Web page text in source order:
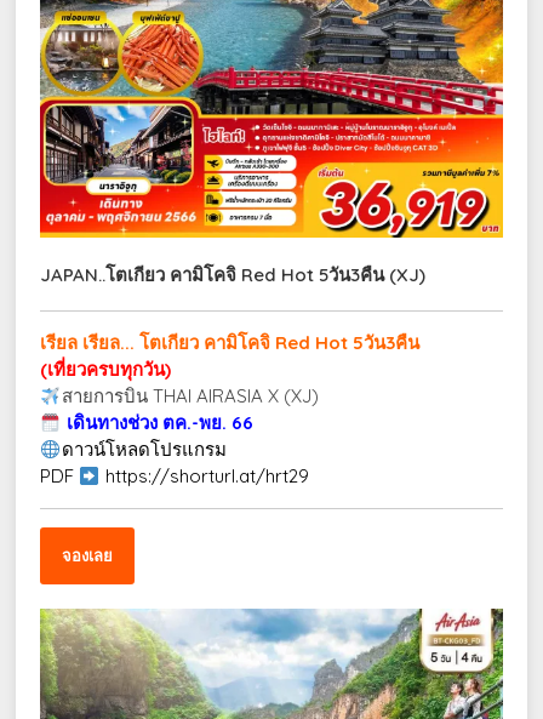
JAPAN..โตเกียว คามิโคจิ Red Hot 5วัน3คืน (XJ)
เรียล เรียล... โตเกียว คามิโคจิ Red Hot 5วัน3คืน
(เที่ยวครบทุกวัน)
สายการบิน THAI AIRASIA X (XJ)
เดินทางช่วง ตค.-พย. 66
ดาวน์โหลดโปรแกรม
PDF
https://shorturl.at/hrt29
จองเลย